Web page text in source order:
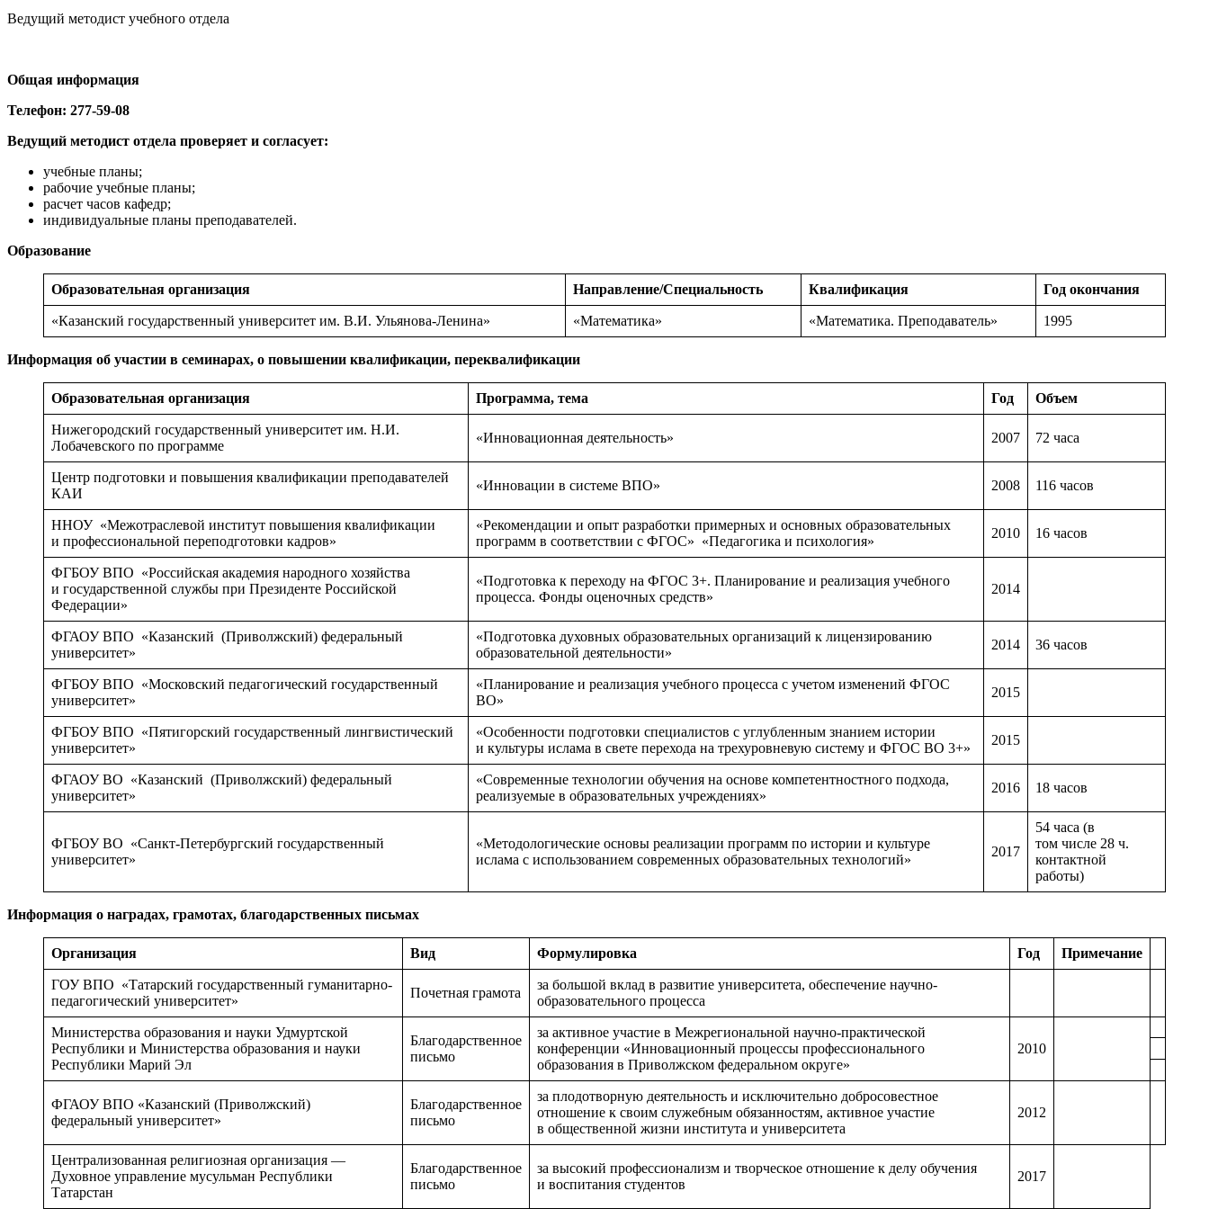
Ведущий методист учебного отдела
Общая информация
Телефон: 277-59-08
Ведущий методист отдела проверяет и согласует:
учебные планы;
рабочие учебные планы;
расчет часов кафедр;
индивидуальные планы преподавателей.
Образование
Образовательная организация Направление/Специальность Квалификация Год окончания
«Казанский государственный университет им. В.И. Ульянова-Ленина» «Математика» «Математика. Преподаватель» 1995
Информация об участии в семинарах, о повышении квалификации, переквалификации
Образовательная организация Программа, тема Год Объем
Нижегородский государственный университет им. Н.И.
Лобачевского по программе
«Инновационная деятельность» 2007 72 часа
Центр подготовки и повышения квалификации преподавателей
КАИ
«Инновации в системе ВПО» 2008 116 часов
ННОУ «Межотраслевой институт повышения квалификации
и профессиональной переподготовки кадров»
«Рекомендации и опыт разработки примерных и основных образовательных
программ в соответствии с ФГОС» «Педагогика и психология»
2010 16 часов
ФГБОУ ВПО «Российская академия народного хозяйства
и государственной службы при Президенте Российской
Федерации»
«Подготовка к переходу на ФГОС 3+. Планирование и реализация учебного
процесса. Фонды оценочных средств»
2014
ФГАОУ ВПО «Казанский (Приволжский) федеральный
университет»
«Подготовка духовных образовательных организаций к лицензированию
образовательной деятельности»
2014 36 часов
ФГБОУ ВПО «Московский педагогический государственный
университет»
«Планирование и реализация учебного процесса с учетом изменений ФГОС
ВО»
2015
ФГБОУ ВПО «Пятигорский государственный лингвистический
университет»
«Особенности подготовки специалистов с углубленным знанием истории
и культуры ислама в свете перехода на трехуровневую систему и ФГОС ВО 3+»
2015
ФГАОУ ВО «Казанский (Приволжский) федеральный
университет»
«Современные технологии обучения на основе компетентностного подхода,
реализуемые в образовательных учреждениях»
2016 18 часов
ФГБОУ ВО «Санкт-Петербургский государственный
университет»
«Методологические основы реализации программ по истории и культуре
ислама с использованием современных образовательных технологий»
2017
54 часа (в
том числе 28 ч.
контактной
работы)
Информация о наградах, грамотах, благодарственных письмах
Организация Вид Формулировка Год Примечание
ГОУ ВПО «Татарский государственный гуманитарно-
педагогический университет»
Почетная грамота
за большой вклад в развитие университета, обеспечение научно-
образовательного процесса
Министерства образования и науки Удмуртской
Республики и Министерства образования и науки
Республики Марий Эл
Благодарственное
письмо
за активное участие в Межрегиональной научно-практической
конференции «Инновационный процессы профессионального
образования в Приволжском федеральном округе»
2010
ФГАОУ ВПО «Казанский (Приволжский)
федеральный университет»
Благодарственное
письмо
за плодотворную деятельность и исключительно добросовестное
отношение к своим служебным обязанностям, активное участие
в общественной жизни института и университета
2012
Централизованная религиозная организация —
Духовное управление мусульман Республики
Татарстан
Благодарственное
письмо
за высокий профессионализм и творческое отношение к делу обучения
и воспитания студентов
2017